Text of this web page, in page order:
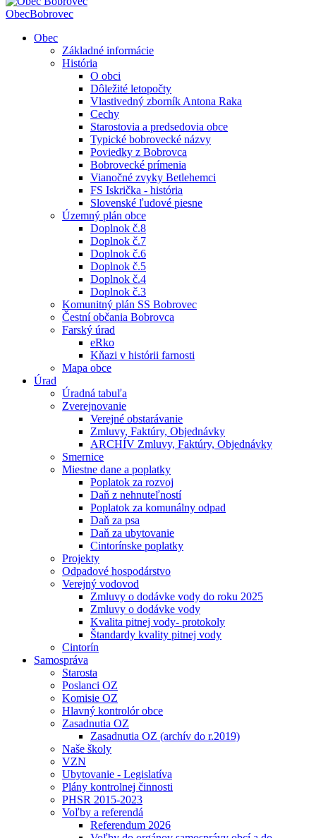
ObecBobrovec
Obec
Základné informácie
História
O obci
Dôležité letopočty
Vlastivedný zborník Antona Raka
Cechy
Starostovia a predsedovia obce
Typické bobrovecké názvy
Poviedky z Bobrovca
Bobrovecké prímenia
Vianočné zvyky Betlehemci
FS Iskrička - história
Slovenské ľudové piesne
Územný plán obce
Doplnok č.8
Doplnok č.7
Doplnok č.6
Doplnok č.5
Doplnok č.4
Doplnok č.3
Komunitný plán SS Bobrovec
Čestní občania Bobrovca
Farský úrad
eRko
Kňazi v histórii farnosti
Mapa obce
Úrad
Úradná tabuľa
Zverejnovanie
Verejné obstarávanie
Zmluvy, Faktúry, Objednávky
ARCHÍV Zmluvy, Faktúry, Objednávky
Smernice
Miestne dane a poplatky
Poplatok za rozvoj
Daň z nehnuteľností
Poplatok za komunálny odpad
Daň za psa
Daň za ubytovanie
Cintorínske poplatky
Projekty
Odpadové hospodárstvo
Verejný vodovod
Zmluvy o dodávke vody do roku 2025
Zmluvy o dodávke vody
Kvalita pitnej vody- protokoly
Štandardy kvality pitnej vody
Cintorín
Samospráva
Starosta
Poslanci OZ
Komisie OZ
Hlavný kontrolór obce
Zasadnutia OZ
Zasadnutia OZ (archív do r.2019)
Naše školy
VZN
Ubytovanie - Legislatíva
Plány kontrolnej činnosti
PHSR 2015-2023
Voľby a referendá
Referendum 2026